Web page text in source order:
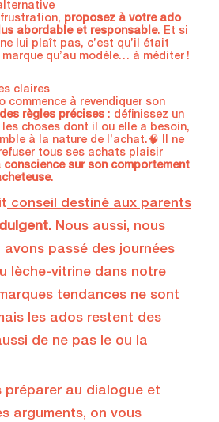
proposez à votre ado
abordable et responsable. Et si
lui plaît pas, c’est qu’il était
qu’au modèle… à méditer !
claires
commence à revendiquer son
règles précises : définissez un
choses dont il ou elle a besoin,
à la nature de l’achat.🧠 Il ne
tous ses achats plaisir
conscience sur son comportement
.
conseil destiné aux parents
Nous aussi, nous
passé des journées
lèche-vitrine dans notre
marques tendances ne sont
les ados restent des
de ne pas le ou la
préparer au dialogue et
arguments, on vous